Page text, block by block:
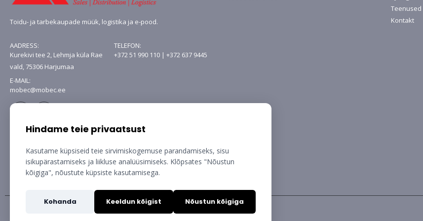
Toidu- ja tarbekaupade müük, logistika ja e-pood.
AADRESS:
Kurekivi tee 2, Lehmja küla Rae
vald, 75306 Harjumaa
TELEFON:
+372 51 990 110 | +372 637 9445
E-MAIL:
mobec@mobec.ee
Teenused
Kontakt
Hindame teie privaatsust
Kasutame küpsiseid teie sirvimiskogemuse parandamiseks, sisu
isikupärastamiseks ja liikluse analüüsimiseks. Klõpsates "Nõustun
kõigiga", nõustute küpsiste kasutamisega.
Nõustun kõigiga
Keeldun kõigist
Kohanda